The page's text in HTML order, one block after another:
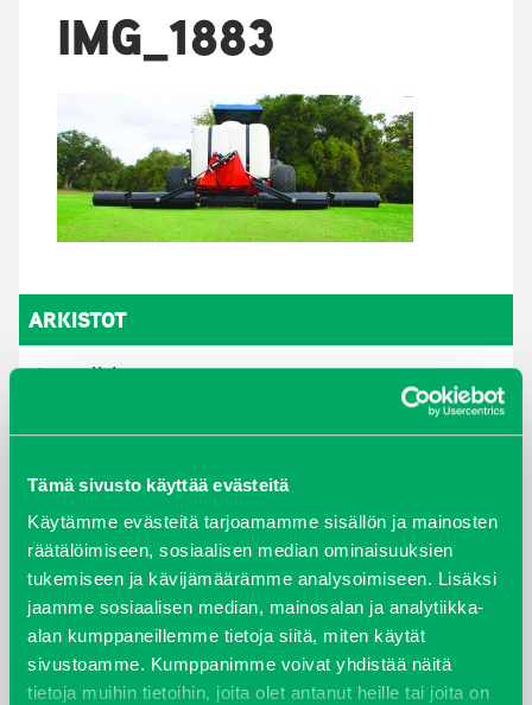
Tämä sivusto käyttää evästeitä
Käytämme evästeitä tarjoamamme sisällön ja mainosten
räätälöimiseen, sosiaalisen median ominaisuuksien
tukemiseen ja kävijämäärämme analysoimiseen. Lisäksi
jaamme sosiaalisen median, mainosalan ja analytiikka-
alan kumppaneillemme tietoja siitä, miten käytät
sivustoamme. Kumppanimme voivat yhdistää näitä
tietoja muihin tietoihin, joita olet antanut heille tai joita on
IMG_1883
ARKISTOT
maaliskuu 2026
elokuu 2024
syyskuu 2023
joulukuu 2022
huhtikuu 2022
helmikuu 2022